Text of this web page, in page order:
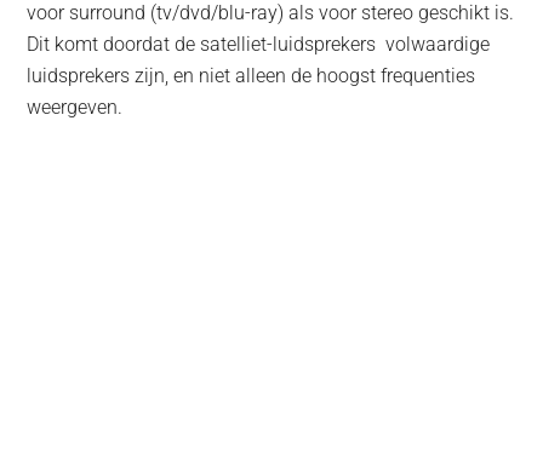
voor surround (tv/dvd/blu-ray) als voor stereo geschikt is.
Dit komt doordat de satelliet-luidsprekers volwaardige
luidsprekers zijn, en niet alleen de hoogst frequenties
weergeven.